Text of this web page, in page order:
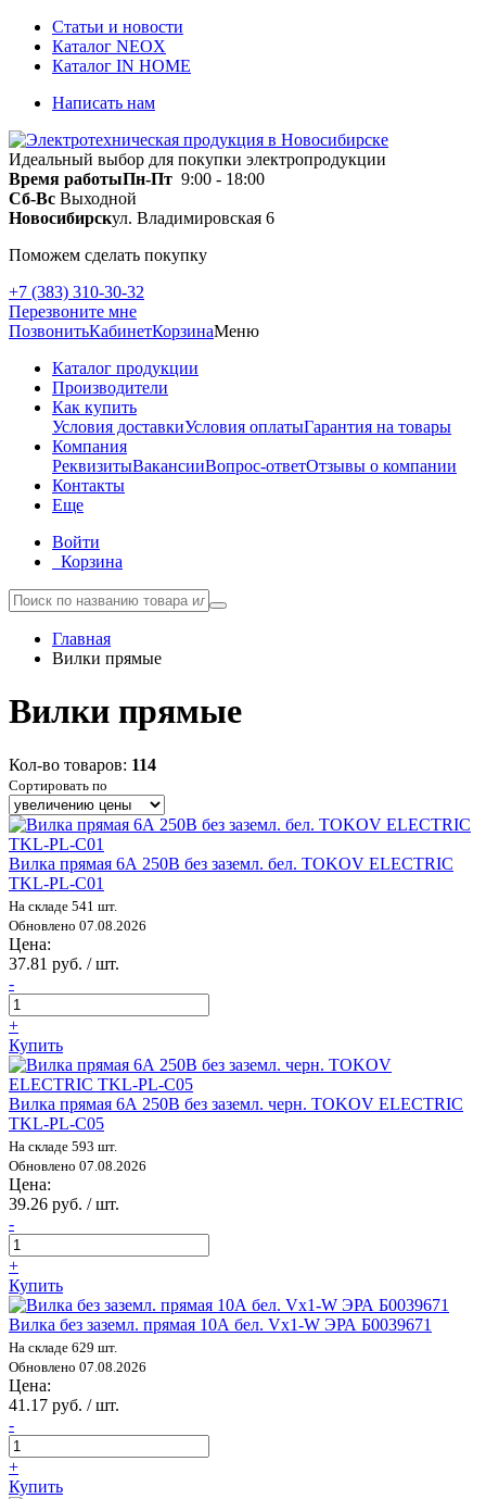
Статьи и новости
Каталог NEOX
Каталог IN HOME
Написать нам
Идеальный выбор для покупки электропродукции
Время работыПн-Пт 9:00 - 18:00
Сб-Вс Выходной
Новосибирскул. Владимировская 6
Поможем сделать покупку
+7 (383) 310-30-32
Перезвоните мне
ПозвонитьКабинетКорзинаМеню
Каталог продукции
Производители
Как купить
Условия доставкиУсловия оплатыГарантия на товары
Компания
РеквизитыВакансииВопрос-ответОтзывы о компании
Контакты
Еще
Войти
Корзина
Главная
Вилки прямые
Вилки прямые
Кол-во товаров: 114
Сортировать по
Вилка прямая 6А 250В без заземл. бел. TOKOV ELECTRIC
TKL-PL-C01
На складе 541 шт.
Обновлено 07.08.2026
Цена:
37.81 руб. / шт.
-
+
Купить
Вилка прямая 6А 250В без заземл. черн. TOKOV ELECTRIC
TKL-PL-C05
На складе 593 шт.
Обновлено 07.08.2026
Цена:
39.26 руб. / шт.
-
+
Купить
Вилка без заземл. прямая 10А бел. Vx1-W ЭРА Б0039671
На складе 629 шт.
Обновлено 07.08.2026
Цена:
41.17 руб. / шт.
-
+
Купить